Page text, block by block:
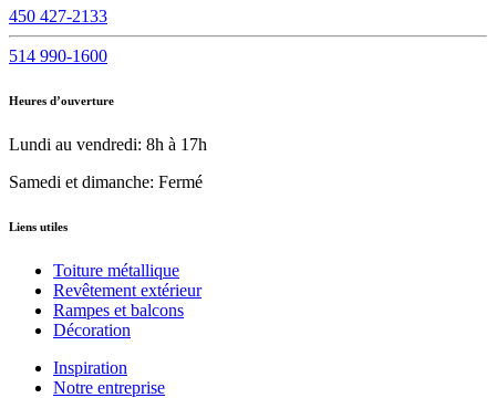
450 427-2133
514 990-1600
Heures d’ouverture
Lundi au vendredi: 8h à 17h
Samedi et dimanche: Fermé
Liens utiles
Toiture métallique
Revêtement extérieur
Rampes et balcons
Décoration
Inspiration
Notre entreprise